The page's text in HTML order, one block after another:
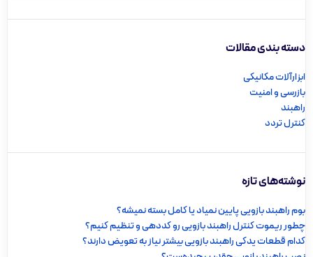
دسته بندی مقالات
ابزارآلات مکانیکی
بازرسی و امنیت
راهبند
کنترل تردد
نوشته‌های تازه
بوم راهبند بازویی پایین نمیاد یا کامل بسته نمیشه؟
چطور ریموت کنترل راهبند بازویی رو کددهی و تنظیم کنیم؟
کدام قطعات یدکی راهبند بازویی بیشتر نیاز به تعویض دارند؟